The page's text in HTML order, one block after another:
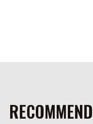
RECOMMEND